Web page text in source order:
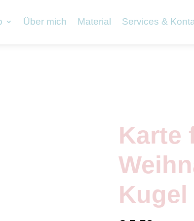
Über mich Material Services &
Karte
Kugel